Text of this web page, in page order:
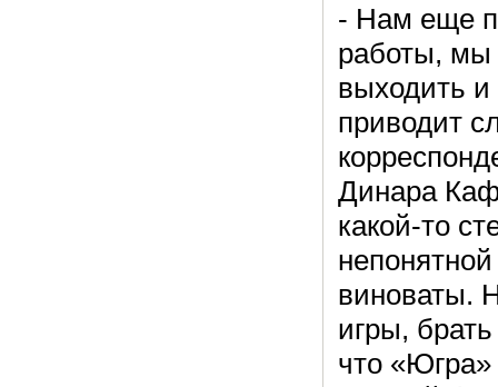
- Нам еще
работы, мы
выходить
приводит
Динара
какой-то
виноваты.
игры,
что